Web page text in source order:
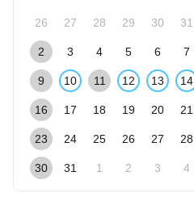
26 27 28 29 30 31
2 3 4 5 6 7
9 10 11 12 13 14
16 17 18 19 20 21
23 24 25 26 27 28
30 31 1 2 3 4